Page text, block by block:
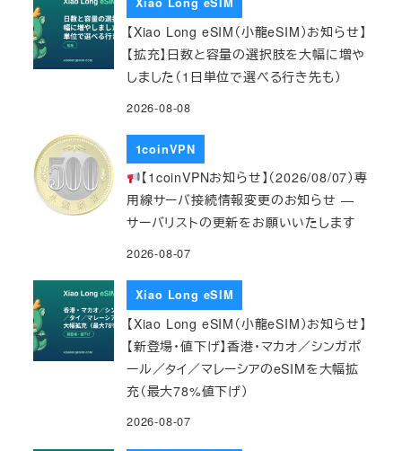
【Xiao Long eSIM（小龍eSIM）お知らせ】
【拡充】日数と容量の選択肢を大幅に増や
しました（1日単位で選べる行き先も）
2026-08-08
1coinVPN
【1coinVPNお知らせ】（2026/08/07）専
用線サーバ接続情報変更のお知らせ ―
サーバリストの更新をお願いいたします
2026-08-07
Xiao Long eSIM
【Xiao Long eSIM（小龍eSIM）お知らせ】
【新登場・値下げ】香港・マカオ／シンガポ
ール／タイ／マレーシアのeSIMを大幅拡
充（最大78%値下げ）
2026-08-07